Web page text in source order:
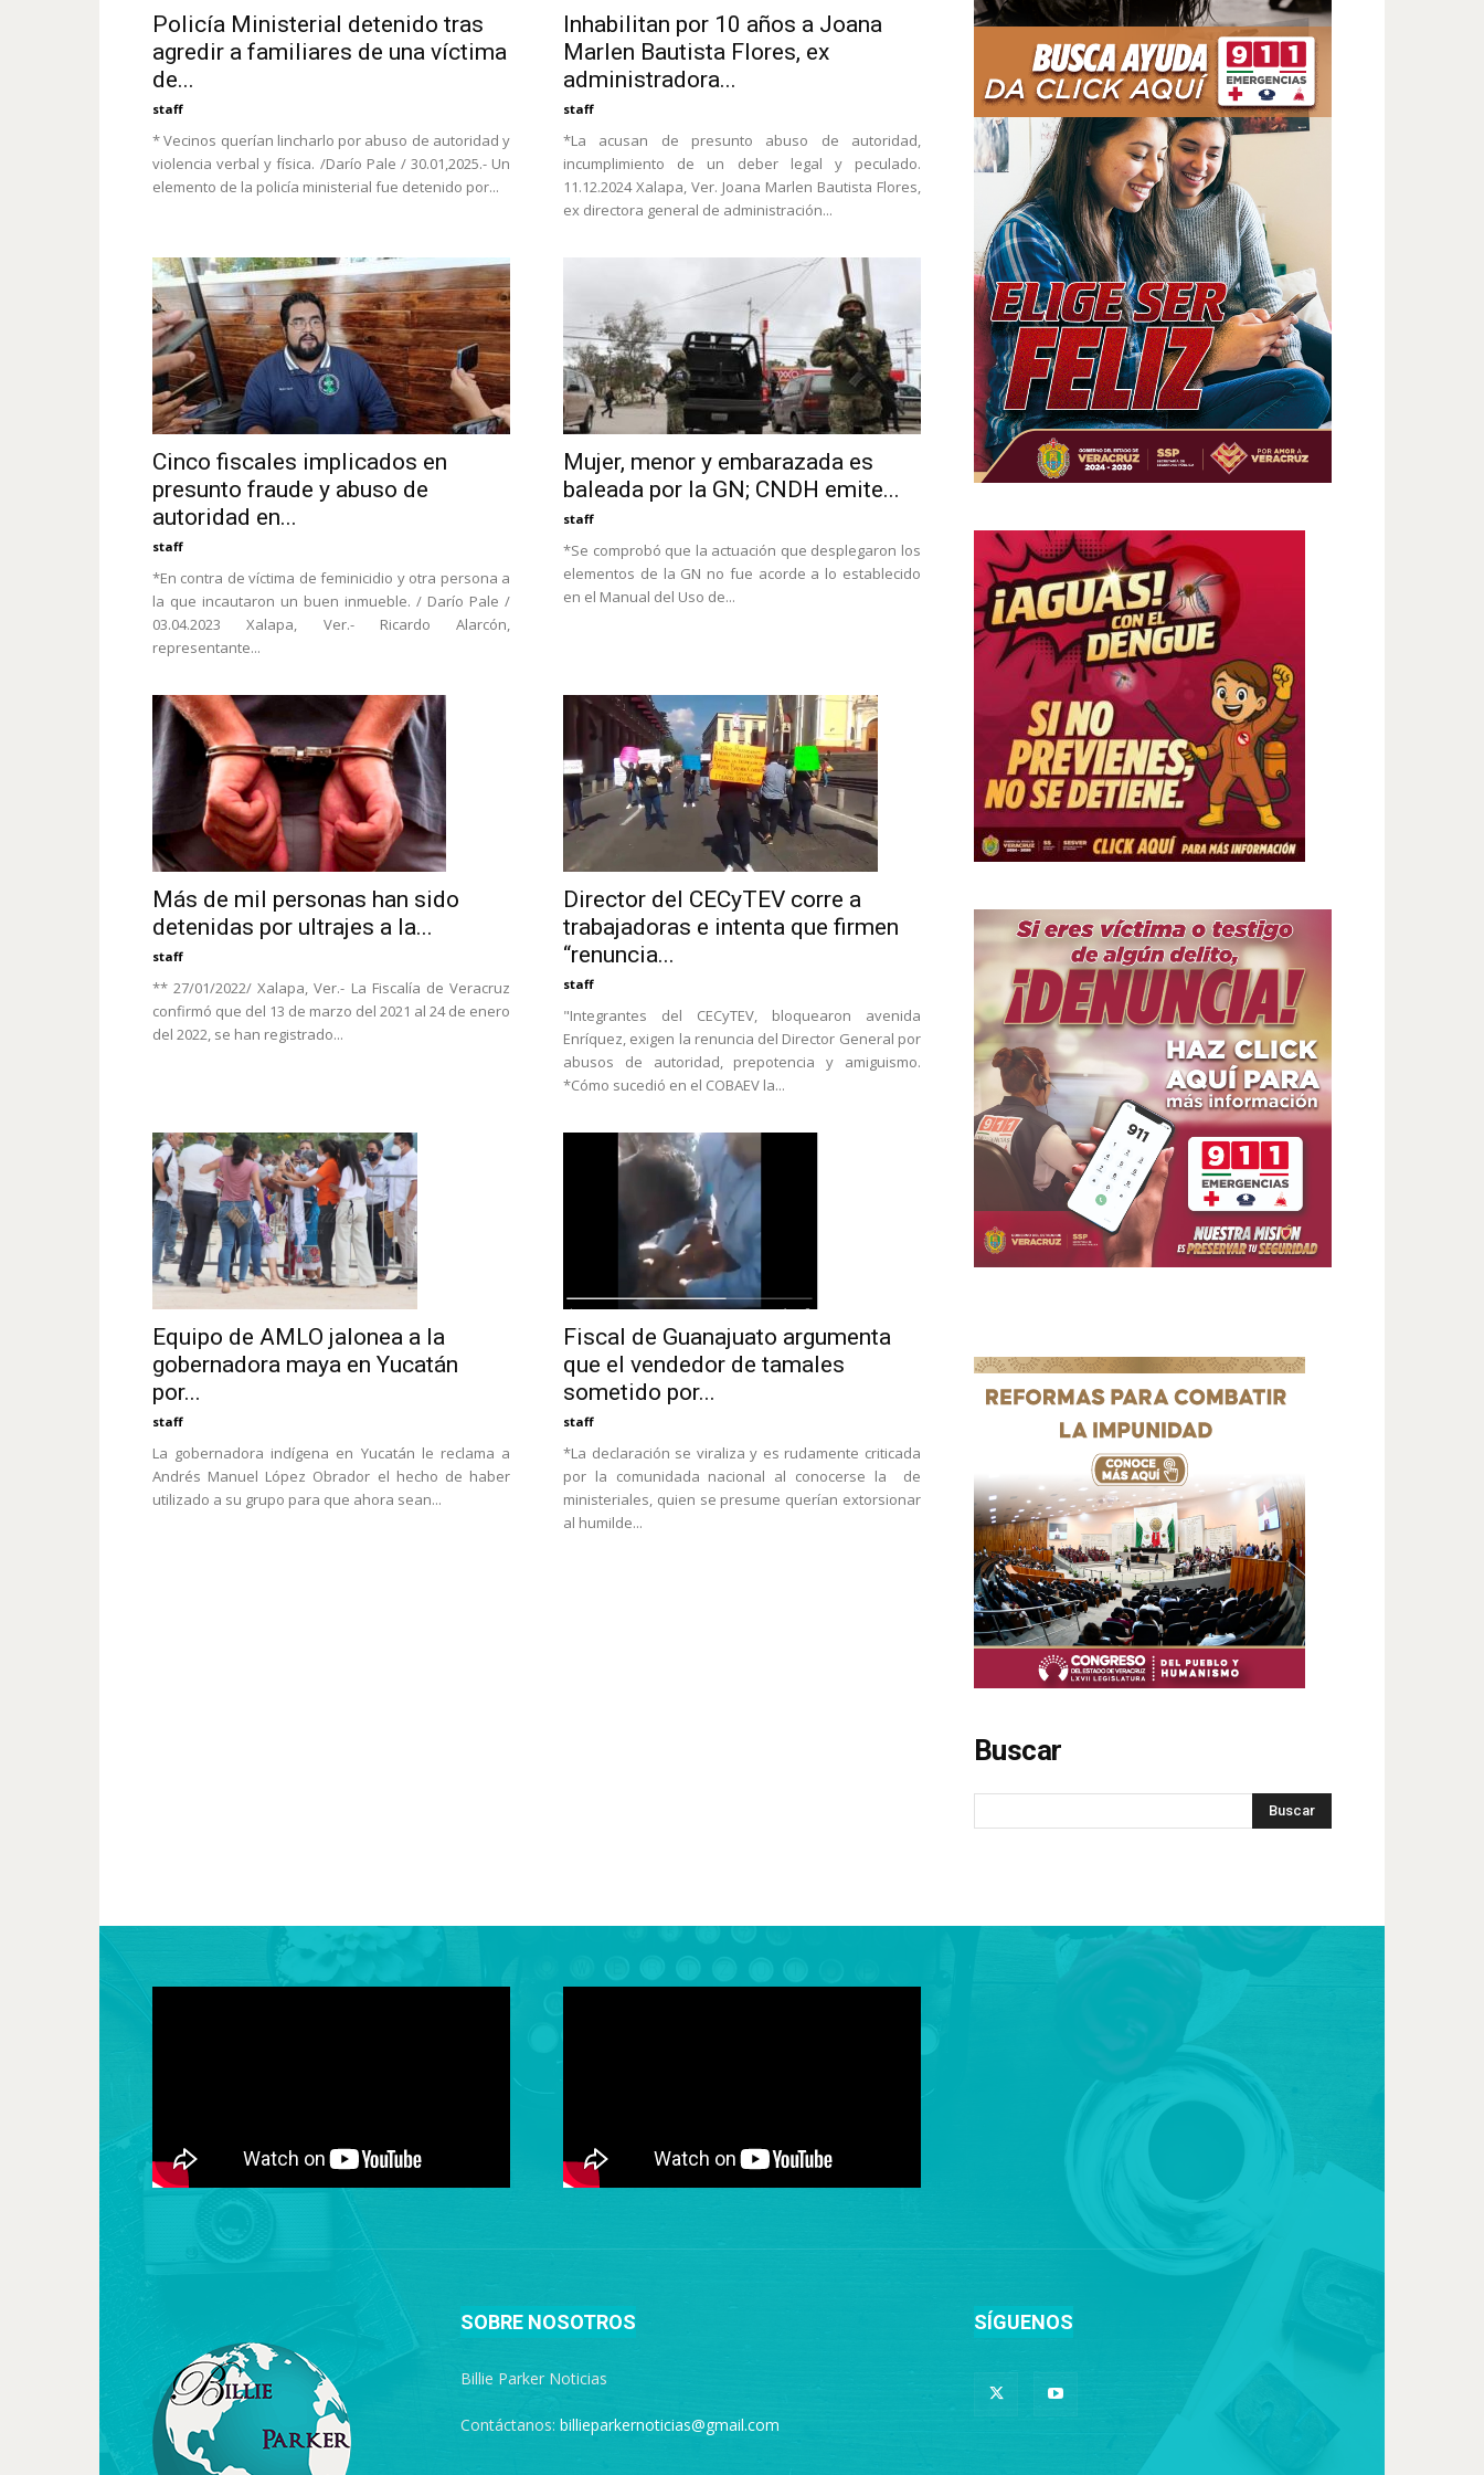
Policía Ministerial detenido tras
agredir a familiares de una víctima
de...
staff
* Vecinos querían lincharlo por abuso de autoridad y
violencia verbal y física. /Darío Pale / 30.01,2025.- Un
elemento de la policía ministerial fue detenido por...
Inhabilitan por 10 años a Joana
Marlen Bautista Flores, ex
administradora...
staff
*La acusan de presunto abuso de autoridad,
incumplimiento de un deber legal y peculado.
11.12.2024 Xalapa, Ver. Joana Marlen Bautista Flores,
ex directora general de administración...
Cinco fiscales implicados en
presunto fraude y abuso de
autoridad en...
staff
*En contra de víctima de feminicidio y otra persona a
la que incautaron un buen inmueble. / Darío Pale /
03.04.2023 Xalapa, Ver.- Ricardo Alarcón,
representante...
Mujer, menor y embarazada es
baleada por la GN; CNDH emite...
staff
*Se comprobó que la actuación que desplegaron los
elementos de la GN no fue acorde a lo establecido
en el Manual del Uso de...
Más de mil personas han sido
detenidas por ultrajes a la...
staff
** 27/01/2022/ Xalapa, Ver.- La Fiscalía de Veracruz
confirmó que del 13 de marzo del 2021 al 24 de enero
del 2022, se han registrado...
Director del CECyTEV corre a
trabajadoras e intenta que firmen
“renuncia...
staff
"Integrantes del CECyTEV, bloquearon avenida
Enríquez, exigen la renuncia del Director General por
abusos de autoridad, prepotencia y amiguismo.
*Cómo sucedió en el COBAEV la...
Equipo de AMLO jalonea a la
gobernadora maya en Yucatán
por...
staff
La gobernadora indígena en Yucatán le reclama a
Andrés Manuel López Obrador el hecho de haber
utilizado a su grupo para que ahora sean...
Fiscal de Guanajuato argumenta
que el vendedor de tamales
sometido por...
staff
*La declaración se viraliza y es rudamente criticada
por la comunidada nacional al conocerse la de
ministeriales, quien se presume querían extorsionar
al humilde...
Buscar
SOBRE NOSOTROS
Billie Parker Noticias
Contáctanos: billieparkernoticias@gmail.com
SÍGUENOS